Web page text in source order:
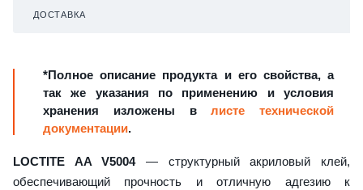
ДОСТАВКА
*Полное описание продукта и его свойства, а
так же указания по применению и условия
хранения изложены влисте технической
документации.
LOCTITE AA V5004 — структурный акриловый клей,
обеспечивающий прочность и отличную адгезию к